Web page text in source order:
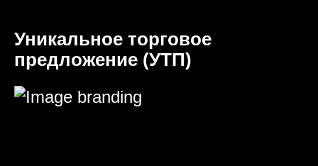
Уникальное торговое
предложение (УТП)